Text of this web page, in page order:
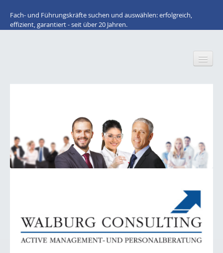
Fach- und Führungskräfte suchen und auswählen: erfolgreich,
effizient, garantiert - seit über 20 Jahren.
Für Arbeitnehmer: STELLENANGEBOTE
Lacke / Farben / Druckfarben / Inkjet
Initiativ-Bewerbung